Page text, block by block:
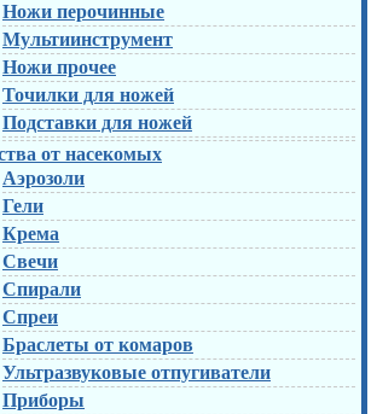
Ножи перочинные
Мультиинструмент
Ножи прочее
Точилки для ножей
Подставки для ножей
от насекомых
Аэрозоли
Гели
Крема
Свечи
Спирали
Спреи
Браслеты от комаров
Ультразвуковые отпугиватели
Приборы